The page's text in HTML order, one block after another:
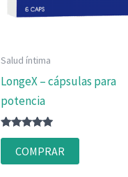
Salud íntima
LongeX – cápsulas para
potencia
Valorado
4.80
de 5
COMPRAR